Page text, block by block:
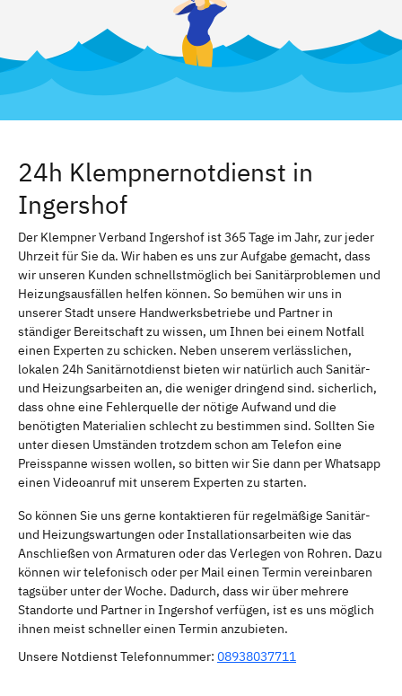
24h Klempnernotdienst in
Ingershof
Der Klempner Verband Ingershof ist 365 Tage im Jahr, zur jeder
Uhrzeit für Sie da. Wir haben es uns zur Aufgabe gemacht, dass
wir unseren Kunden schnellstmöglich bei Sanitärproblemen und
Heizungsausfällen helfen können. So bemühen wir uns in
unserer Stadt unsere Handwerksbetriebe und Partner in
ständiger Bereitschaft zu wissen, um Ihnen bei einem Notfall
einen Experten zu schicken. Neben unserem verlässlichen,
lokalen 24h Sanitärnotdienst bieten wir natürlich auch Sanitär-
und Heizungsarbeiten an, die weniger dringend sind. sicherlich,
dass ohne eine Fehlerquelle der nötige Aufwand und die
benötigten Materialien schlecht zu bestimmen sind. Sollten Sie
unter diesen Umständen trotzdem schon am Telefon eine
Preisspanne wissen wollen, so bitten wir Sie dann per Whatsapp
einen Videoanruf mit unserem Experten zu starten.
So können Sie uns gerne kontaktieren für regelmäßige Sanitär-
und Heizungswartungen oder Installationsarbeiten wie das
Anschließen von Armaturen oder das Verlegen von Rohren. Dazu
können wir telefonisch oder per Mail einen Termin vereinbaren
tagsüber unter der Woche. Dadurch, dass wir über mehrere
Standorte und Partner in Ingershof verfügen, ist es uns möglich
ihnen meist schneller einen Termin anzubieten.
Unsere Notdienst Telefonnummer: 08938037711